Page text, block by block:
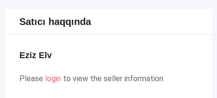
Satıcı haqqında
Eziz Elv
Please login to view the seller information.